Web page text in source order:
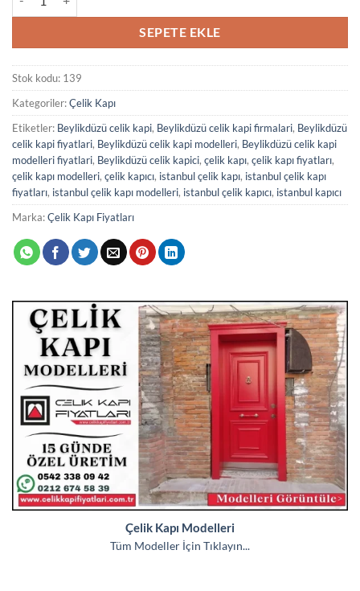
SEPETE EKLE
Stok kodu: 139
Kategoriler:Çelik Kapı
Etiketler: Beylikdüzü celik kapi, Beylikdüzü celik kapi firmalari, Beylikdüzü
celik kapi fiyatlari, Beylikdüzü celik kapi modelleri, Beylikdüzü celik kapi
modelleri fiyatlari, Beylikdüzü celik kapici, çelik kapı, çelik kapı fiyatları,
çelik kapı modelleri, çelik kapıcı, istanbul çelik kapı, istanbul çelik kapı
fiyatları, istanbul çelik kapı modelleri, istanbul çelik kapıcı, istanbul kapıcı
Marka:Çelik Kapı Fiyatları
Çelik Kapı Modelleri
Tüm Modeller İçin Tıklayın...